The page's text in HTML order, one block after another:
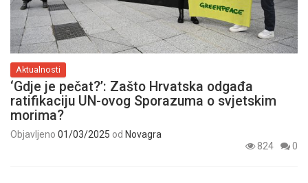
Aktualnosti
‘Gdje je pečat?’: Zašto Hrvatska odgađa
ratifikaciju UN-ovog Sporazuma o svjetskim
morima?
Objavljeno 01/03/2025 od Novagra
824
0